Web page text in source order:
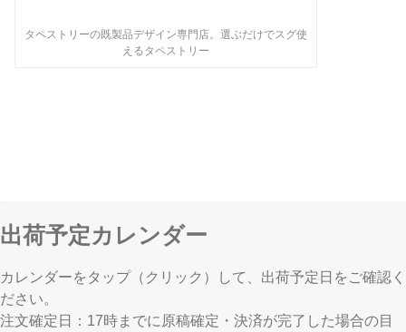
タペストリーの既製品デザイン専門店。選ぶだけでスグ使
えるタペストリー
出荷予定カレンダー
カレンダーをタップ（クリック）して、出荷予定日をご確認く
ださい。
注文確定日：17時までに原稿確定・決済が完了した場合の目